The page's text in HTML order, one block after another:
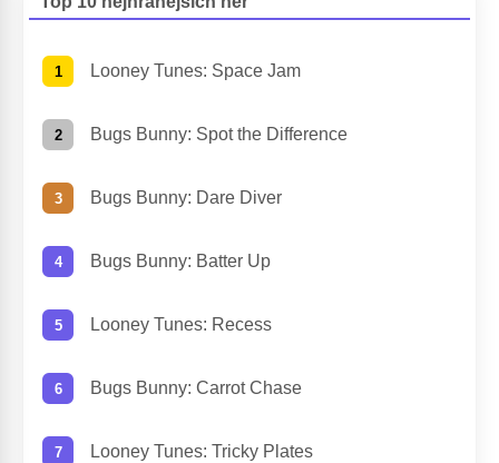
Looney Tunes: Space Jam
Bugs Bunny: Spot the Difference
Bugs Bunny: Dare Diver
Bugs Bunny: Batter Up
Looney Tunes: Recess
Bugs Bunny: Carrot Chase
Looney Tunes: Tricky Plates